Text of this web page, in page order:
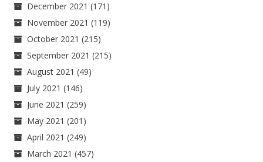
December 2021 (171)
November 2021 (119)
October 2021 (215)
September 2021 (215)
August 2021 (49)
July 2021 (146)
June 2021 (259)
May 2021 (201)
April 2021 (249)
March 2021 (457)